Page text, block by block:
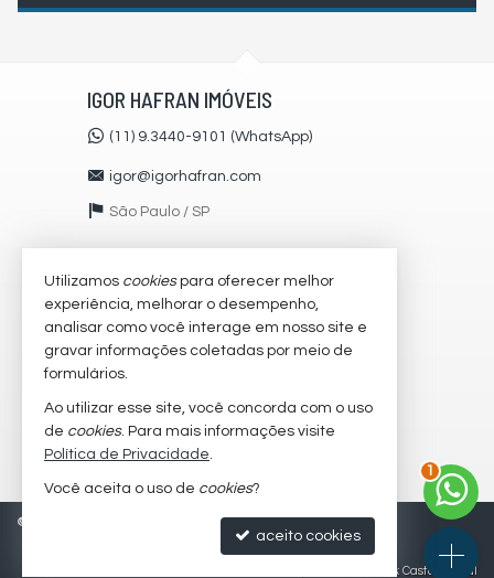
IGOR HAFRAN IMÓVEIS
(11) 9.3440-9101 (WhatsApp)
igor@igorhafran.com
São Paulo / SP
VEJA MAIS
receba nosso newsletter
imóveis favoritos
mapa de imóveis
© Política de Privacidade
Site para imobiliárias: Castel Digital
2
Utilizamos cookiespara oferecer melhor
experiência, melhorar o desempenho,
analisar como você interage em nosso site e
gravar informações coletadas por meio de
formulários.
Ao utilizar esse site, você concorda com o uso
de cookies. Para mais informações visite
Política de Privacidade.
Você aceita o uso de cookies?
aceito cookies